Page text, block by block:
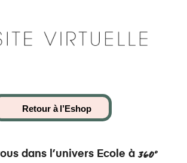
Retour à l’Eshop
dans l’univers Ecole à 360°